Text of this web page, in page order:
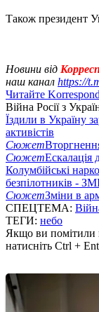
Також президент
Новини від
наш канал https://
Читайте
Війна Росії з
Їздили в Україну
активістів
Сюжет
СюжетЕскалація
Колумбійські
безпілотників -
СюжетЗміни в
СПЕЦТЕМА:
ТЕГИ: небо
Якщо ви помітили
натисніть Ctrl +